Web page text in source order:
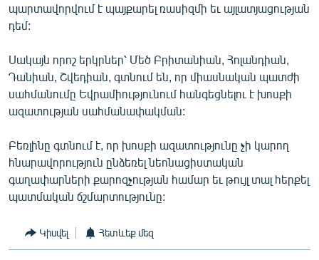
Հայերեն
English
Русский
ՀԵՏԵՎԵՔ ՄԵԶ
պարտավորվում է պայքարել ռասիզմի եւ այլատյացության
դեմ:
Սակայն որոշ երկրներ՝ Մեծ Բրիտանիան, Հոլանդիան,
Դանիան, Շվեդիան, գտնում են, որ միասնական պատժի
սահմանումը Եվրամիությունում հանգեցնելու է խոսքի
ազատության սահմանափակման:
Բեռլինը գտնում է, որ խոսքի ազատությունը չի կարող
հնարավորություն ընձեռել նեոնացիստական
գաղափարների քարոզչության համար եւ թույլ տալ հերքել
պատմական ճշմարտությունը:
Կիսվել Հետևեք մեզ